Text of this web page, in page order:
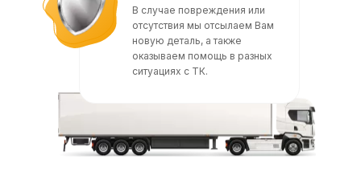
В случае повреждения или
отсутствия мы отсылаем Вам
новую деталь, а также
оказываем помощь в разных
ситуациях с ТК.